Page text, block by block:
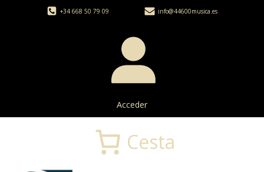
+34 668 50 79 09 info@44600musica.es
Acceder
Cesta